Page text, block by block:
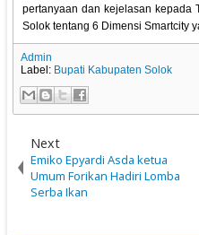
pertanyaan dan kejelasan kepada
Solok tentang 6 Dimensi Smartcity
Admin
Label: Bupati Kabupaten Solok
Next
Emiko Epyardi Asda ketua
Umum Forikan Hadiri Lomba
Serba Ikan